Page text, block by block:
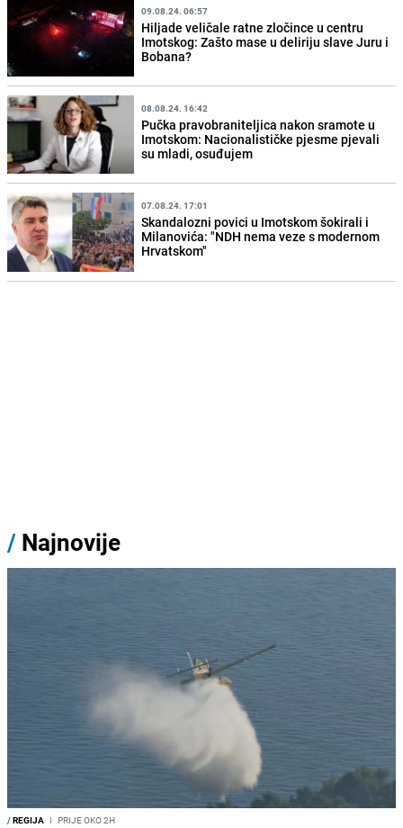
09.08.24. 06:57
Hiljade veličale ratne zločince u centru
Imotskog: Zašto mase u deliriju slave Juru i
Bobana?
08.08.24. 16:42
Pučka pravobraniteljica nakon sramote u
Imotskom: Nacionalističke pjesme pjevali
su mladi, osuđujem
07.08.24. 17:01
Skandalozni povici u Imotskom šokirali i
Milanovića: "NDH nema veze s modernom
Hrvatskom"
/ Najnovije
/REGIJA I PRIJE OKO 2H